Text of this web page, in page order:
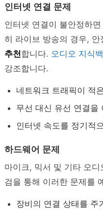
인터넷 연결 문제
인터넷 연결이 불안정하
히 라이브 방송의 경우,
추천합니다. 오디오 지식
강조합니다.
네트워크 트래픽이 적
무선 대신 유선 연결을
인터넷 속도를 정기적
하드웨어 문제
마이크, 믹서 및 기타 오
검을 통해 이러한 문제를
장비의 연결 상태를 주